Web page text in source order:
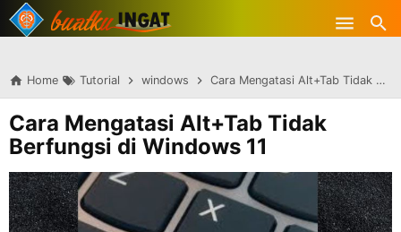
-->
Skip to main content
Home Tutorial windows Cara Mengatasi Alt+Tab Tidak Berfungsi di Windows 11
Cara Mengatasi Alt+Tab Tidak
Berfungsi di Windows 11